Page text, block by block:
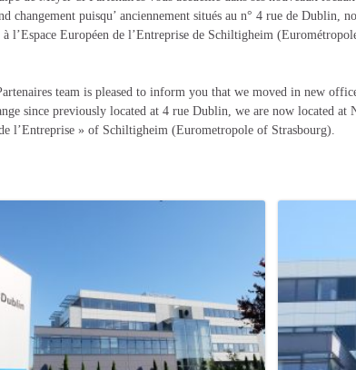
changement puisqu’ anciennement situés au n° 4 rue de Dublin,
à l’Espace Européen de l’Entreprise de Schiltigheim
team is pleased to inform you that we moved in new
since previously located at 4 rue Dublin, we are now located at
l’Entreprise » of Schiltigheim (Eurometropole of Strasbourg).